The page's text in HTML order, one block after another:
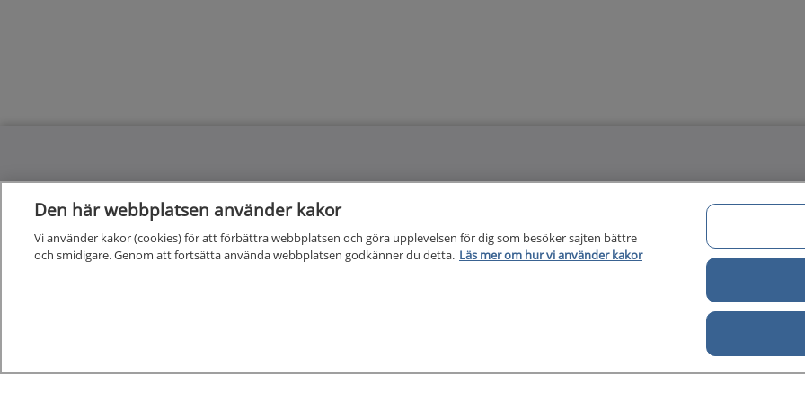
Kunskapsstöd
Alla kunskapsstöd
Om 1177 för vårdpersonal
Den här webbplatsen använder kakor
Vi använder kakor (cookies) för att förbättra webbplatsen och göra upplevelsen för dig som besöker sajten bättre
och smidigare. Genom att fortsätta använda webbplatsen godkänner du detta. Läs mer om hur vi använder kakor